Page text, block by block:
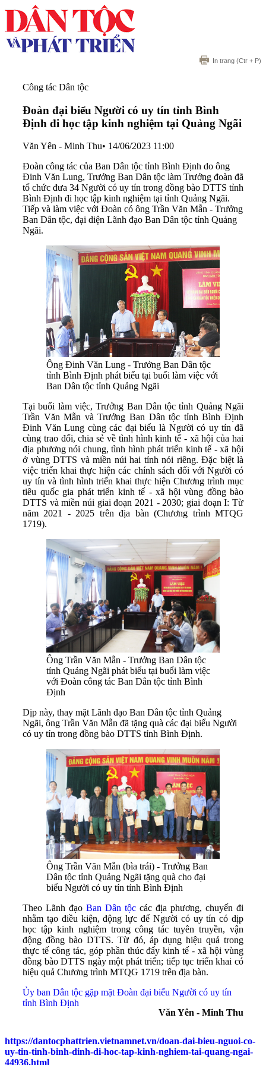
In trang (Ctr + P)
Công tác Dân tộc
Đoàn đại biểu Người có uy tín tỉnh Bình
Định đi học tập kinh nghiệm tại Quảng Ngãi
Văn Yên - Minh Thu• 14/06/2023 11:00
Đoàn công tác của Ban Dân tộc tỉnh Bình Định do ông
Đinh Văn Lung, Trưởng Ban Dân tộc làm Trưởng đoàn đã
tổ chức đưa 34 Người có uy tín trong đồng bào DTTS tỉnh
Bình Định đi học tập kinh nghiệm tại tỉnh Quảng Ngãi.
Tiếp và làm việc với Đoàn có ông Trần Văn Mẫn - Trưởng
Ban Dân tộc, đại diện Lãnh đạo Ban Dân tộc tỉnh Quảng
Ngãi.
Ông Đinh Văn Lung - Trưởng Ban Dân tộc
tỉnh Bình Định phát biểu tại buổi làm việc với
Ban Dân tộc tỉnh Quảng Ngãi
Tại buổi làm việc, Trưởng Ban Dân tộc tỉnh Quảng Ngãi
Trần Văn Mẫn và Trưởng Ban Dân tộc tỉnh Bình Định
Đinh Văn Lung cùng các đại biểu là Người có uy tín đã
cùng trao đổi, chia sẻ về tình hình kinh tế - xã hội của hai
địa phương nói chung, tình hình phát triển kinh tế - xã hội
ở vùng DTTS và miền núi hai tỉnh nói riêng. Đặc biệt là
việc triển khai thực hiện các chính sách đối với Người có
uy tín và tình hình triển khai thực hiện Chương trình mục
tiêu quốc gia phát triển kinh tế - xã hội vùng đồng bào
DTTS và miền núi giai đoạn 2021 - 2030; giai đoạn I: Từ
năm 2021 - 2025 trên địa bàn (Chương trình MTQG
1719).
Ông Trần Văn Mẫn - Trưởng Ban Dân tộc
tỉnh Quảng Ngãi phát biểu tại buổi làm việc
với Đoàn công tác Ban Dân tộc tỉnh Bình
Định
Dịp này, thay mặt Lãnh đạo Ban Dân tộc tỉnh Quảng
Ngãi, ông Trần Văn Mẫn đã tặng quà các đại biểu Người
có uy tín trong đồng bào DTTS tỉnh Bình Định.
Ông Trần Văn Mẫn (bìa trái) - Trưởng Ban
Dân tộc tỉnh Quảng Ngãi tặng quà cho đại
biểu Người có uy tín tỉnh Bình Định
Theo Lãnh đạo Ban Dân tộc các địa phương, chuyến đi
nhằm tạo điều kiện, động lực để Người có uy tín có dịp
học tập kinh nghiệm trong công tác tuyên truyền, vận
động đồng bào DTTS. Từ đó, áp dụng hiệu quả trong
thực tế công tác, góp phần thúc đẩy kinh tế - xã hội vùng
đồng bào DTTS ngày một phát triển; tiếp tục triển khai có
hiệu quả Chương trình MTQG 1719 trên địa bàn.
Ủy ban Dân tộc gặp mặt Đoàn đại biểu Người có uy tín
tỉnh Bình Định
Văn Yên - Minh Thu
https://dantocphattrien.vietnamnet.vn/doan-dai-bieu-nguoi-co-
uy-tin-tinh-binh-dinh-di-hoc-tap-kinh-nghiem-tai-quang-ngai-
44936.html